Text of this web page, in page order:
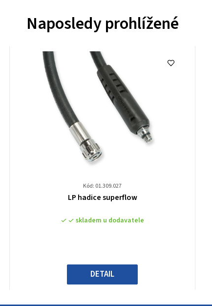
Naposledy prohlížené
Kód: 01.309.027
Průměrné
produktu
hvězdiček.
LP hadice superflow
skladem u dodavatele
DETAIL